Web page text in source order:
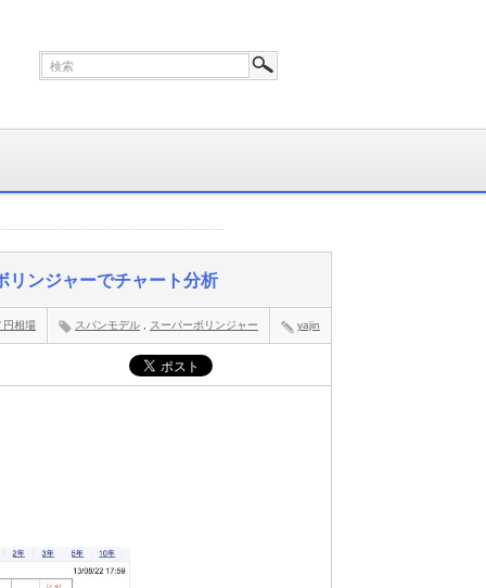
リンジャーでチャート分析
yajin
スパンモデル スーパーボリンジャー
円相場